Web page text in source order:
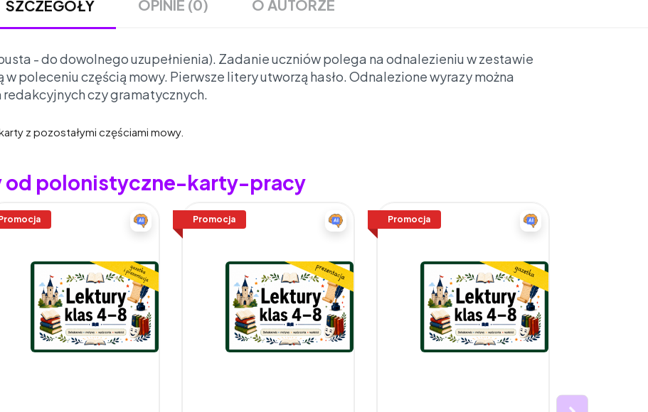
SZCZEGÓŁY OPINIE (0) O AUTORZE
- do dowolnego uzupełnienia). Zadanie uczniów polega na odnalezieniu w zestawie
poleceniu częścią mowy. Pierwsze litery utworzą hasło. Odnalezione wyrazy można
czy gramatycznych.
z pozostałymi częściami mowy.
od polonistyczne-karty-pracy
Promocja Promocja